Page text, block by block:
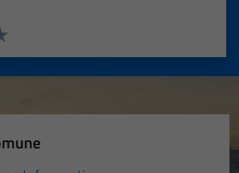
5 stelle su 5
4 stelle su 5
su 5
su 5